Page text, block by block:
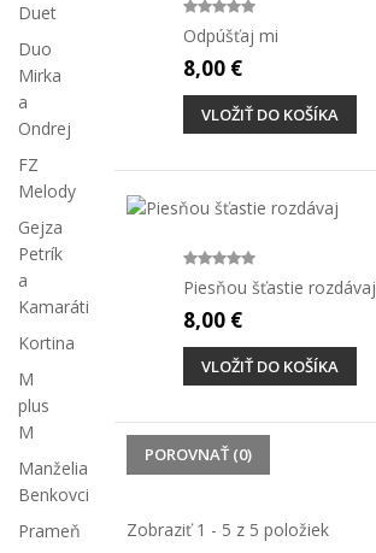
Duet
Duo
Mirka
a
Ondrej
FZ
Melody
Gejza
Petrík
a
Kamaráti
Kortina
M
plus
M
Manželia
Benkovci
Prameň
Odpúšťaj mi
8,00 €
VLOŽIŤ DO KOŠÍKA
Piesňou šťastie rozdávaj
8,00 €
VLOŽIŤ DO KOŠÍKA
POROVNAŤ (0)
Zobraziť 1 - 5 z 5 položiek